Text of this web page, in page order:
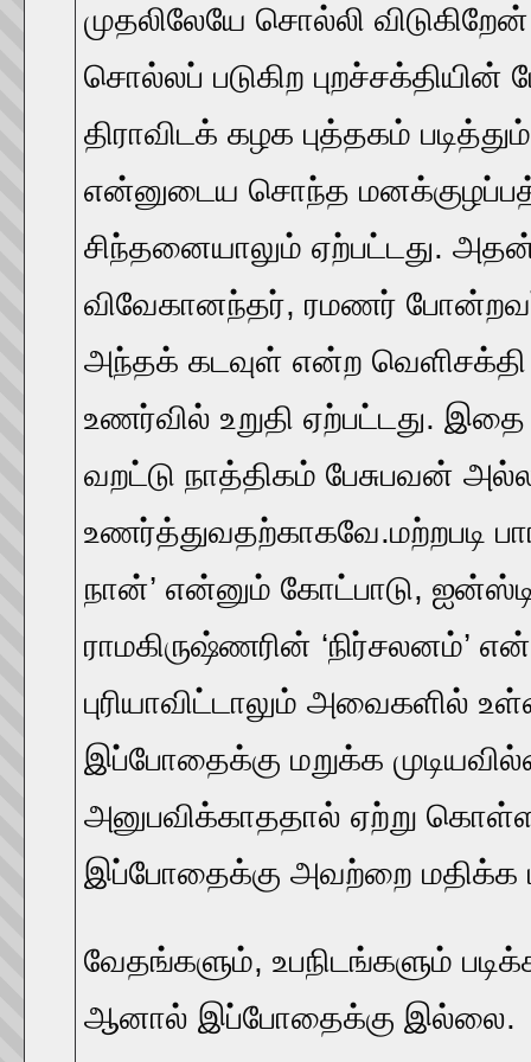
முதலிலேயே சொல்லி
சொல்லப் படுகிற
திராவிடக் கழக புத்தகம்
என்னுடைய சொந்த
சிந்தனையாலும் ஏற்பட்டது. அதன்
விவேகானந்தர், ரமணர்
அந்தக் கடவுள் என்ற
உணர்வில் உறுதி ஏற்பட்டது.
வறட்டு நாத்திகம் பேசுபவன்
உணர்த்துவதற்காகவே.மற்றபடி
நான்’ என்னும் கோட்பாடு,
ராமகிருஷ்ணரின் ‘நிர்சலனம்’
புரியாவிட்டாலும்
இப்போதைக்கு மறுக்க
அனுபவிக்காததால் ஏற்று
இப்போதைக்கு அவற்றை மதிக்க
வேதங்களும், உபநிடங்களும்
ஆனால் இப்போதைக்கு இல்லை.